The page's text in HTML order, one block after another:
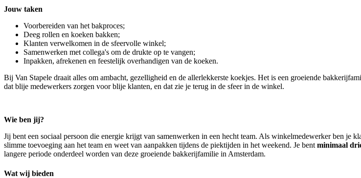
Jouw taken
Voorbereiden van het bakproces;
Deeg rollen en koeken bakken;
Klanten verwelkomen in de sfeervolle winkel;
Samenwerken met collega's om de drukte op te vangen;
Inpakken, afrekenen en feestelijk overhandigen van de koeken.
Bij Van Stapele draait alles om ambacht, gezelligheid en de allerlekkerste koekjes. Het is een groeiende
dat blije medewerkers zorgen voor blije klanten, en dat zie je terug in de sfeer in de winkel.
Wie ben jij?
Jij bent een sociaal persoon die energie krijgt van samenwerken in een hecht team. Als winkelmedewerker ben je
slimme toevoeging aan het team en weet van aanpakken tijdens de piektijden in het weekend. Je bent minimaal
langere periode onderdeel worden van deze groeiende bakkerijfamilie in Amsterdam.
Wat wij bieden